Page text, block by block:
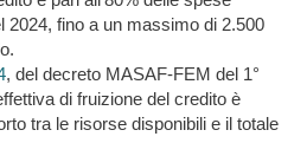
2024, fino a un massimo di 2.500
, del decreto MASAF-FEM del 1°
di fruizione del credito è
tra le risorse disponibili e il totale